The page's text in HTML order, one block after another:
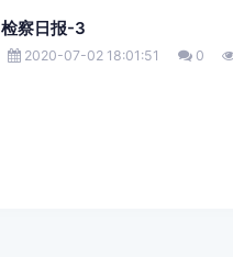
检察日报-3
2020-07-02 18:01:51 0